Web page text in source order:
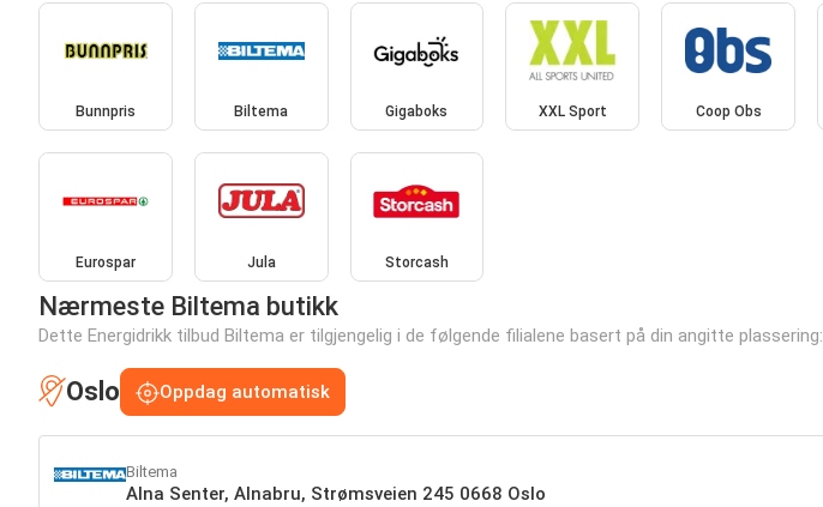
Bunnpris Biltema Gigaboks XXL Sport Coop Obs
Eurospar Jula Storcash
Nærmeste Biltema butikk
Dette Energidrikk tilbud Biltema er tilgjengelig i de følgende filialene basert på din angitte plassering:
Oslo Oppdag automatisk
Biltema
Alna Senter, Alnabru, Strømsveien 245 0668 Oslo